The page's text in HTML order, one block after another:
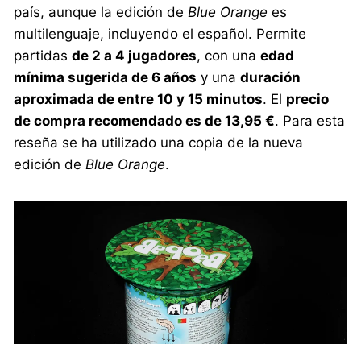
país, aunque la edición de Blue Orange es
multilenguaje, incluyendo el español. Permite
partidasde 2 a 4 jugadores, con unaedad
mínima sugerida de 6 años y unaduración
aproximada de entre 10 y 15 minutos. El precio
de compra recomendado es de 13,95 €. Para esta
reseña se ha utilizado una copia de la nueva
edición de Blue Orange.